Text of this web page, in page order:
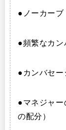
●ノーカーブ
●頻繁なカン
●カンバセー
●マネジャー
の配分）